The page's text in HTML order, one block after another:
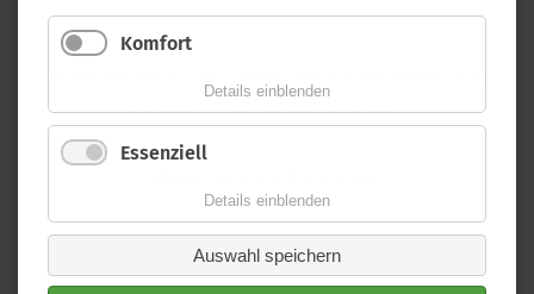
Komfort
Details einblenden
Essenziell
Details einblenden
Auswahl speichern